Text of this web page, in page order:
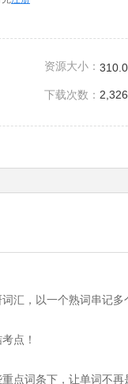
资源大小：
下载次数：
汇，以一个熟词串记多
点！
点词条下，让单词不再